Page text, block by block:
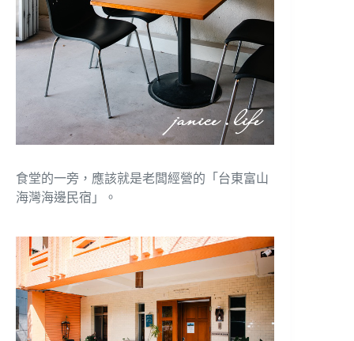
食堂的一旁，應該就是老闆經營的「台東富山
海灣海邊民宿」。